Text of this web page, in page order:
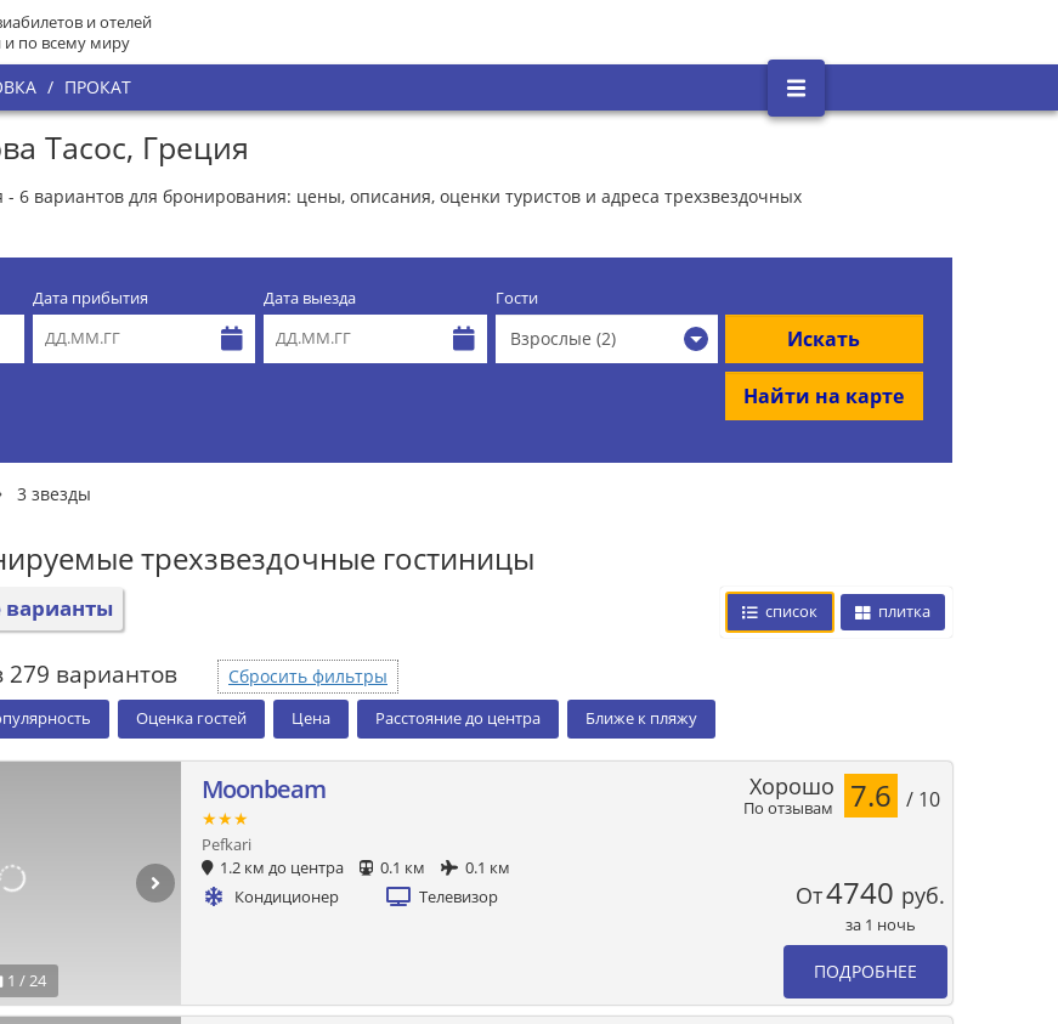
и отелей
и по всему миру
/ ПРОКАТ
Тасос, Греция
6 вариантов для бронирования: цены, описания, оценки туристов и адреса трехзвездочных
Дата прибытия Дата выезда Гости
Взрослые (2) Искать
Найти на карте
3 звезды
трехзвездочные гостиницы
варианты список плитка
279 вариантов
Сбросить фильтры
Оценка гостей Цена Расстояние до центра Ближе к пляжу
1 / 24
Moonbeam
★★★
Pefkari
1.2 км до центра
0.1 км
0.1 км
Кондиционер
Телевизор
По отзывам
Хорошо 7.6 / 10
От4740 руб.
за 1 ночь
ПОДРОБНЕЕ